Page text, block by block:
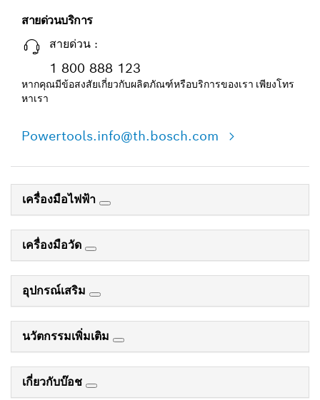
สายด่วนบริการ
สายด่วน :
1 800 888 123
หากคุณมีข้อสงสัยเกี่ยวกับผลิตภัณฑ์หรือบริการของเรา เพียงโทร
หาเรา
Powertools.info@th.bosch.com
เครื่องมือไฟฟ้า
เครื่องมือวัด
อุปกรณ์เสริม
นวัตกรรมเพิ่มเติม
เกี่ยวกับบ๊อช